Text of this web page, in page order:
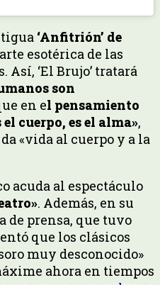
‘Anfitrión’ de
esotérica de las
Así, ‘El Brujo’ tratará
son
en el pensamiento
cuerpo, es el alma»,
«vida al cuerpo y a la
acuda al espectáculo
. Además, en su
prensa, que tuvo
que los clásicos
muy desconocido»
ahora en tiempos